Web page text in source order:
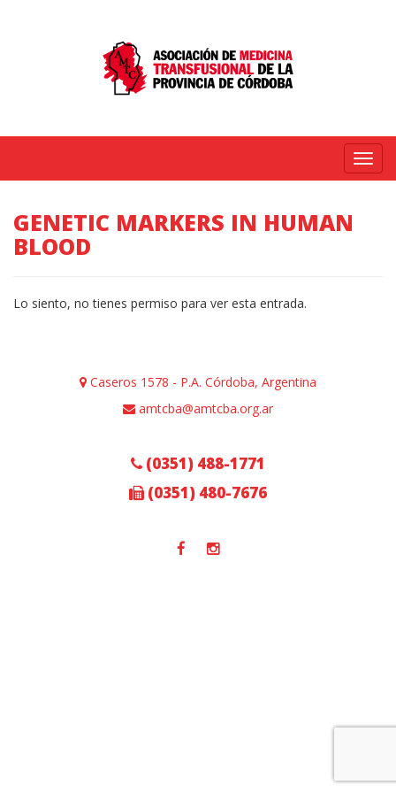
Menú
GENETIC MARKERS IN HUMAN
BLOOD
Lo siento, no tienes permiso para ver esta entrada.
Caseros 1578 - P.A. Córdoba, Argentina
amtcba@amtcba.org.ar
(0351) 488-1771
(0351) 480-7676